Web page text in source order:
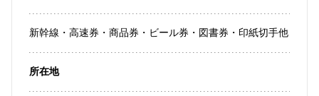
新幹線・高速券・商品券・ビール券・図書券・印紙切手他
所在地